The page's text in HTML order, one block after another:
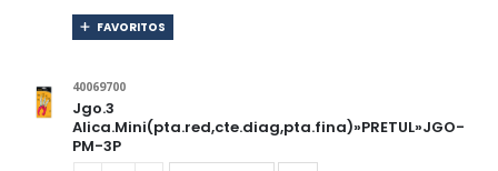
FAVORITOS
40069700
Jgo.3
Alica.Mini(pta.red,cte.diag,pta.fina)»PRETUL»JGO-
PM-3P